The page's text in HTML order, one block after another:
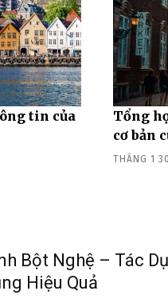
tin của
Tổng
cơ bản
THÁNG 1
Bột Nghệ – Tác
Hiệu Quả